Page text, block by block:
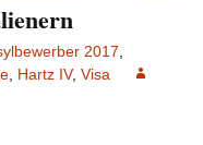
2017,
, Hartz IV, Visa